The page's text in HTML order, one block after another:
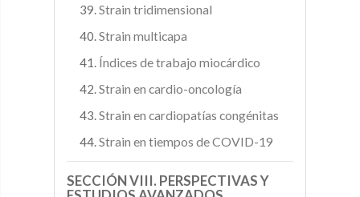
Strain tridimensional
Strain multicapa
Índices de trabajo miocárdico
Strain en cardio-oncología
Strain en cardiopatías congénitas
Strain en tiempos de COVID-19
SECCIÓN VIII. PERSPECTIVAS Y